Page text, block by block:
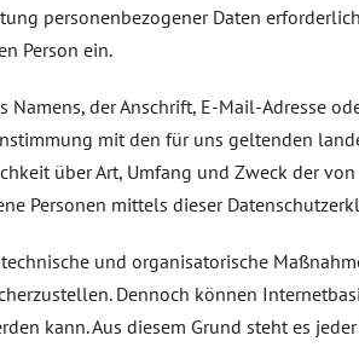
personenbezogener Daten
Person ein.
der Anschrift, E-Mail-Adresse
mit den für uns geltenden
über Art, Umfang und Zweck der
Personen mittels dieser
und organisatorische
Dennoch können
kann. Aus diesem Grund steht es